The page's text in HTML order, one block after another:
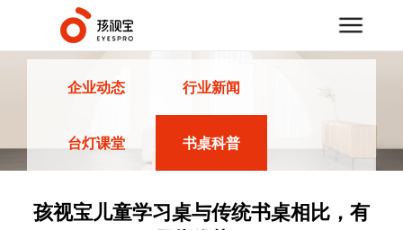
企业动态 行业新闻
台灯课堂 书桌科普
孩视宝儿童学习桌与传统书桌相比，有